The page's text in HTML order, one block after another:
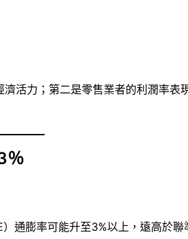
活力；第二是零售業者的利潤率表
％
通膨率可能升至3%以上，遠高於